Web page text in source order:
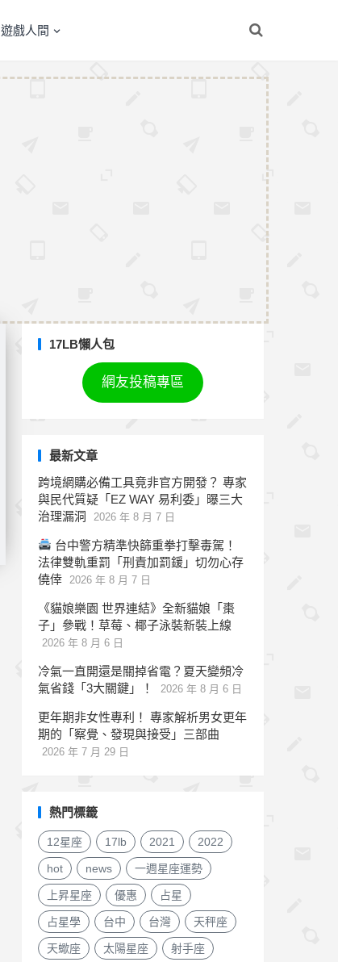
遊戲人間
17LB懶人包
網友投稿專區
最新文章
跨境網購必備工具竟非官方開發？ 專家
與民代質疑「EZ WAY 易利委」曝三大
治理漏洞
2026 年 8 月 7 日
台中警方精準快篩重拳打擊毒駕！
法律雙軌重罰「刑責加罰鍰」切勿心存
僥倖
2026 年 8 月 7 日
《貓娘樂園 世界連結》全新貓娘「棗
子」參戰！草莓、椰子泳裝新裝上線
2026 年 8 月 6 日
冷氣一直開還是關掉省電？夏天變頻冷
氣省錢「3大關鍵」！
2026 年 8 月 6 日
更年期非女性專利！ 專家解析男女更年
期的「察覺、發現與接受」三部曲
2026 年 7 月 29 日
熱門標籤
12星座 17lb 2021 2022
hot news 一週星座運勢
上昇星座 優惠 占星
占星學 台中 台灣 天秤座
天蠍座 太陽星座 射手座